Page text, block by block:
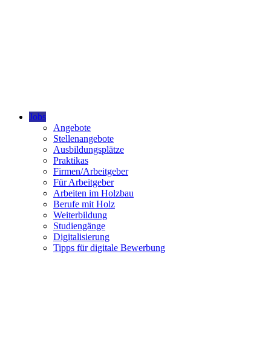
Jobs
Angebote
Stellenangebote
Ausbildungsplätze
Praktikas
Firmen/Arbeitgeber
Für Arbeitgeber
Arbeiten im Holzbau
Berufe mit Holz
Weiterbildung
Studiengänge
Digitalisierung
Tipps für digitale Bewerbung